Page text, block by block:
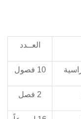
العــدد
10 فصول
2 فصل